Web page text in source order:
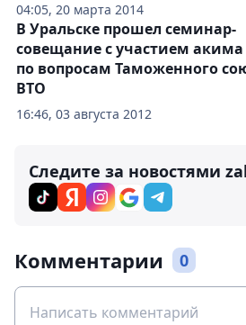
04:05, 20 марта 2014
16:46, 03 августа 2012
В Уральске прошел семинар-
совещание с участием
по вопросам Таможенного
ВТО
Следите за новостями
Комментарии 0